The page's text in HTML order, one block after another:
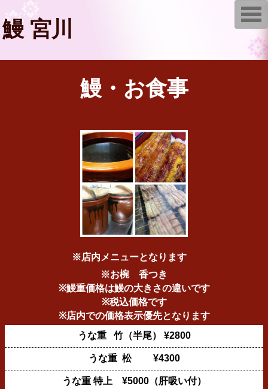
鰻 宮川
鰻・お食事
※店内メニューとなります
※お椀 香つき
※鰻重価格は鰻の大きさの違いです
※税込価格です
※店内での価格表示優先となります
うな重 竹（半尾） ¥2800
うな重 松 ¥4300
うな重 特上 ¥5000（肝吸い付）
T
o
g
g
l
e